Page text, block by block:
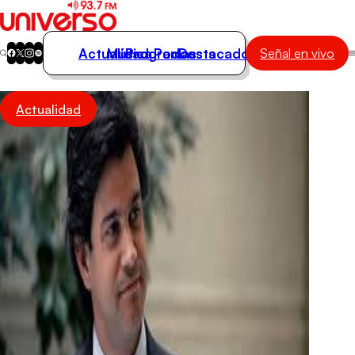
Actualidad
Música
Programas
Podcasts
Destacados
Actualidad
Música
Programas
Podcasts
Destacados Señal en vivo
Actualidad